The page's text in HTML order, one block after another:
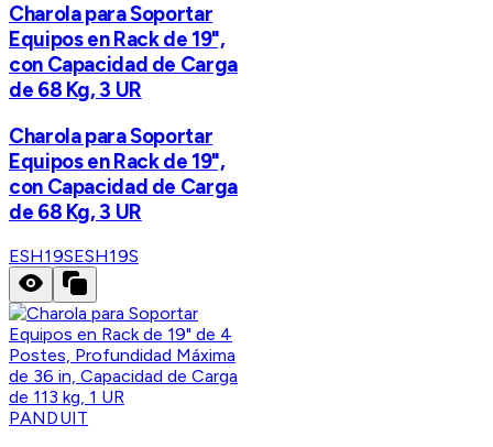
Charola para Soportar
Equipos en Rack de 19",
con Capacidad de Carga
de 68 Kg, 3 UR
Charola para Soportar
Equipos en Rack de 19",
con Capacidad de Carga
de 68 Kg, 3 UR
ESH19SESH19S
PANDUIT